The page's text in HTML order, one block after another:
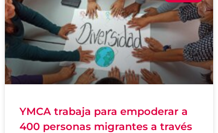
YMCA trabaja para empoderar a
400 personas migrantes a través